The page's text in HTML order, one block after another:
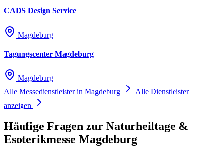
CADS Design Service
Magdeburg
Tagungscenter Magdeburg
Magdeburg
Alle Messedienstleister in Magdeburg
Alle Dienstleister
anzeigen
Häufige Fragen zur Naturheiltage &
Esoterikmesse Magdeburg